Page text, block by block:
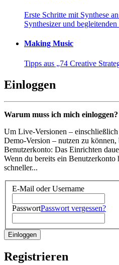
Erste Schritte mit Synthese
Synthesizer und
Making Music
Tipps aus „74 Creative
Einloggen
Warum muss ich mich einloggen?
Um Live-Versionen –
Demo-Version – nutzen zu
Benutzerkonto: Das Einrichten
Wenn du bereits ein Benutzerkonto
schneller...
E-Mail oder Username
PasswortPasswort vergessen?
Registrieren